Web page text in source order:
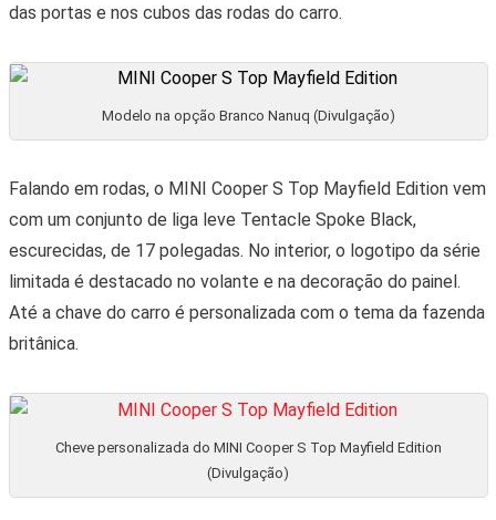
das portas e nos cubos das rodas do carro.
Modelo na opção Branco Nanuq (Divulgação)
Falando em rodas, o MINI Cooper S Top Mayfield Edition vem
com um conjunto de liga leve Tentacle Spoke Black,
escurecidas, de 17 polegadas. No interior, o logotipo da série
limitada é destacado no volante e na decoração do painel.
Até a chave do carro é personalizada com o tema da fazenda
britânica.
Cheve personalizada do MINI Cooper S Top Mayfield Edition
(Divulgação)